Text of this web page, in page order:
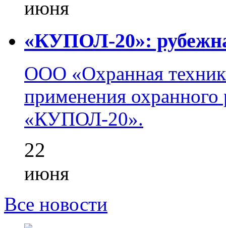
июня
«КУПОЛ-20»:
ООО «Охранная
применения охранного
«КУПОЛ-20».
22
июня
Все новости